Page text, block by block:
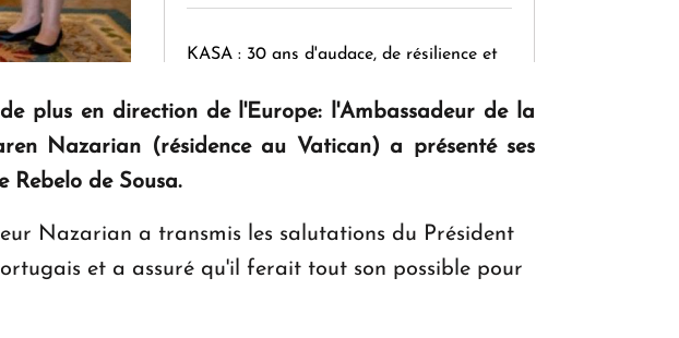
KASA : 30 ans d'audace, de résilience et
plus en direction de l'Europe: l'Ambassadeur de la
Nazarian (résidence au Vatican) a présenté ses
de Sousa.
Nazarian a transmis les salutations du Président
et a assuré qu'il ferait tout son possible pour